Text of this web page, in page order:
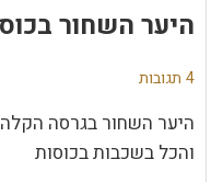
היער השחור
4 תגובות
היער השחור בגרסה
והכל בשכבות בכוסות